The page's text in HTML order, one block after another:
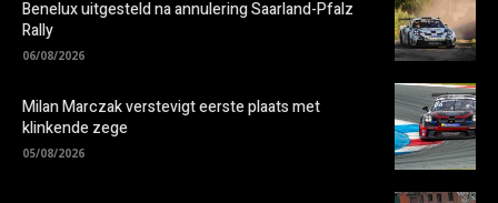
Benelux uitgesteld na annulering Saarland-Pfalz
Rally
06/08/2026
Milan Marczak verstevigt eerste plaats met
klinkende zege
05/08/2026